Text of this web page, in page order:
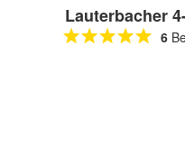
Lauterbacher
6